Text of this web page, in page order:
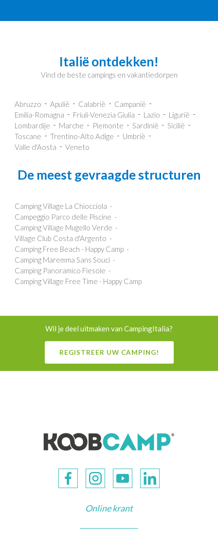
Italië ontdekken!
Vind de beste campings en vakantiedorpen
Abruzzo Apulië Calabrië
Campanië
Emilia-Romagna
Friuli-Venezia Giulia Lazio
Ligurië
Lombardije
Marche Piemonte Sardinië
Sicilië
Toscane
Trentino-Alto Adige
Umbrië
Valle d'Aosta
Veneto
De meest gevraagde structuren
Camping Village La Chiocciola
Campeggio Parco delle Piscine
Camping Village Mugello Verde
Village Club Costa d'Argento
Camping Free Beach - Happy Camp
Camping Maremma Sans Souci
Camping Panoramico Fiesole
Camping Village Free Time - Happy Camp
Wil je deel uitmaken van CampingItalia?
REGISTREER UW CAMPING!
Online krant